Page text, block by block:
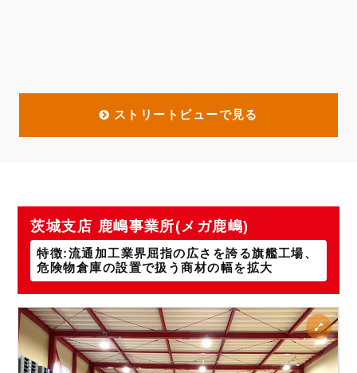
ストリートビューで見る
茨城支店 鹿嶋事業所(メガ鹿嶋)
特徴:流通加工業界屈指の広さを誇る旗艦工場、
危険物倉庫の設置で扱う商材の幅を拡大